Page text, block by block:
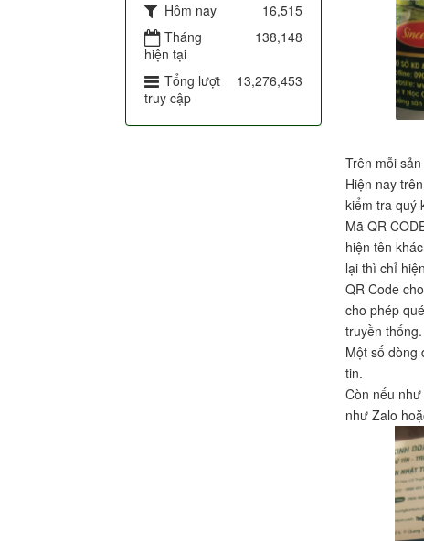
Trên mỗi
Hiện nay
kiểm tra quý
Mã QR
hiện tên
lại thì chỉ
QR Code
cho phép
truyền thống.
Một số dòng
tin.
Còn nếu
như Zalo
Hôm nay
16,515
Tháng
hiện tại
138,148
Tổng lượt
truy cập
13,276,453